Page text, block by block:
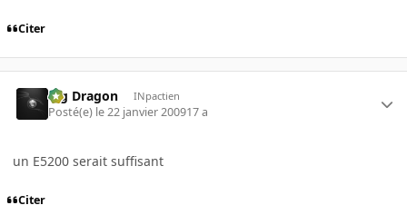
Citer
Big Dragon INpactien
Posté(e) le 22 janvier 200917 a
un E5200 serait suffisant
Citer